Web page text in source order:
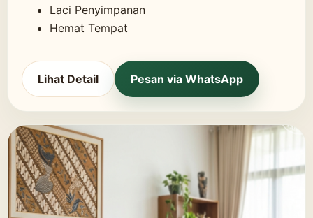
Laci Penyimpanan
Hemat Tempat
Lihat Detail Pesan via WhatsApp